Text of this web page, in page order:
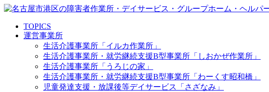
TOPICS
運営事業所
生活介護事業所「イルカ作業所」
生活介護事業所・就労継続支援B型事業所「しおかぜ作業所」
生活介護事業所「うろじの家」
生活介護事業所・就労継続支援B型事業所「わーくす昭和橋」
児童発達支援・放課後等デイサービス「さざなみ」